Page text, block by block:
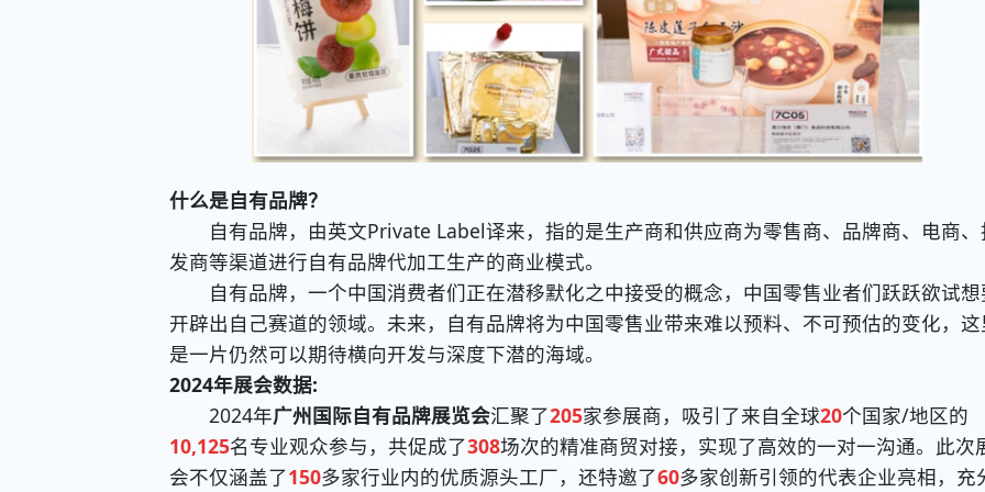
什么是自有品牌？
自有品牌，由英文Private Label译来，指的是生产商和供应商为零售商、品牌商、电商、
发商等渠道进行自有品牌代加工生产的商业模式。
自有品牌，一个中国消费者们正在潜移默化之中接受的概念，中国零售业者们跃跃欲试想
开辟出自己赛道的领域。未来，自有品牌将为中国零售业带来难以预料、不可预估的变化，这
是一片仍然可以期待横向开发与深度下潜的海域。
2024年展会数据:
2024年广州国际自有品牌展览会汇聚了205家参展商，吸引了来自全球20个国家/地区的
10,125名专业观众参与，共促成了308场次的精准商贸对接，实现了高效的一对一沟通。此次
会不仅涵盖了150多家行业内的优质源头工厂，还特邀了60多家创新引领的代表企业亮相，充